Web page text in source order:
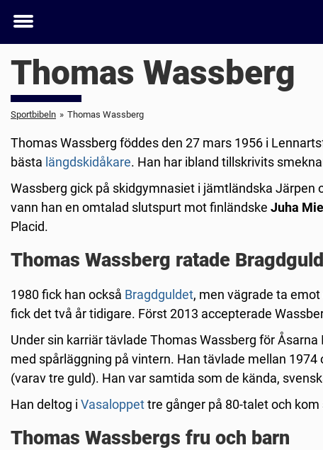
Toggle
Thomas Wassberg
Sportbibeln » Thomas Wassberg
Thomas Wassberg föddes den 27 mars 1956 i
bästa längdskidåkare. Han har ibland tillskrivits
Wassberg gick på skidgymnasiet i jämtländska Järpen
vann han en omtalad slutspurt mot finländske Juha
Placid.
Thomas Wassberg ratade
1980 fick han också Bragdguldet, men vägrade ta
fick det två år tidigare. Först 2013 accepterade
Under sin karriär tävlade Thomas Wassberg för
med spårläggning på vintern. Han tävlade mellan
(varav tre guld). Han var samtida som de kända,
Han deltog i Vasaloppettre gånger på 80-talet och
Thomas Wassbergs fru och barn